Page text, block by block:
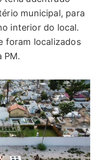
municipal, para
interior do local.
foram localizados
PM.